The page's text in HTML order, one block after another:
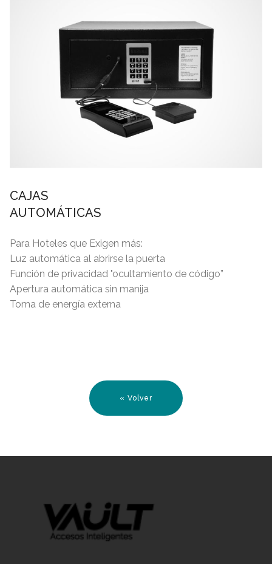
CAJAS
AUTOMÁTICAS
Para Hoteles que Exigen más:
Luz automática al abrirse la puerta
Función de privacidad "ocultamiento de código”
Apertura automática sin manija
Toma de energía externa
« Volver